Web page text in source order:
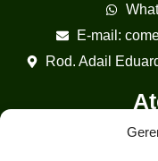
E-mail:
Rod. Adail